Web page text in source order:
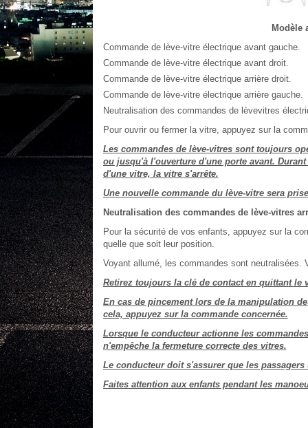
Modèle
Commande de lève-vitre électrique avant gauche.
Commande de lève-vitre électrique avant droit.
Commande de lève-vitre électrique arrière droit.
Commande de lève-vitre électrique arrière gauche.
Neutralisation des commandes de lèvevitres
Pour ouvrir ou fermer la vitre, appuyez sur la
Les commandes de lève-vitres sont toujours
ou jusqu'à l'ouverture d'une porte avant.
d'une vitre, la vitre s'arrête.
Une nouvelle commande du lève-vitre sera
Neutralisation des commandes de lève-vitres
Pour la sécurité de vos enfants, appuyez sur la
quelle que soit leur position.
Voyant allumé, les commandes sont
Retirez toujours la clé de contact en quittant le
En cas de pincement lors de la manipulation
cela, appuyez sur la commande concernée.
Lorsque le conducteur actionne les
n'empêche la fermeture correcte des vitres.
Le conducteur doit s'assurer que les
Faites attention aux enfants pendant les